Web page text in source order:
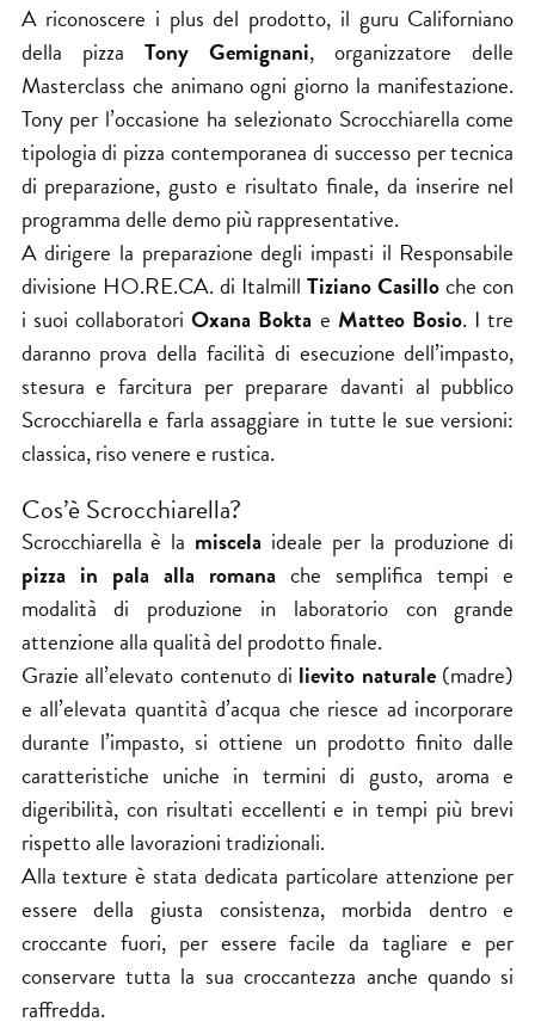
A riconoscere i plus del prodotto, il guru Californiano
della pizza Tony Gemignani, organizzatore delle
Masterclass che animano ogni giorno la manifestazione.
Tony per l’occasione ha selezionato Scrocchiarella come
tipologia di pizza contemporanea di successo per tecnica
di preparazione, gusto e risultato finale, da inserire nel
programma delle demo più rappresentative.
A dirigere la preparazione degli impasti il Responsabile
divisione HO.RE.CA. di ItalmillTiziano Casilloche con
i suoi collaboratoriOxana Bokta e Matteo Bosio. I tre
daranno prova della facilità di esecuzione dell’impasto,
stesura e farcitura per preparare davanti al pubblico
Scrocchiarella e farla assaggiare in tutte le sue versioni:
classica, riso venere e rustica.
Cos’è Scrocchiarella?
Scrocchiarella è la miscela ideale per la produzione di
pizza in pala alla romana che semplifica tempi e
modalità di produzione in laboratorio con grande
attenzione alla qualità del prodotto finale.
Grazie all’elevato contenuto di lievito naturale(madre)
e all’elevata quantità d’acqua che riesce ad incorporare
durante l’impasto, si ottiene un prodotto finito dalle
caratteristiche uniche in termini di gusto, aroma e
digeribilità, con risultati eccellenti e in tempi più brevi
rispetto alle lavorazioni tradizionali.
Alla texture è stata dedicata particolare attenzione per
essere della giusta consistenza, morbida dentro e
croccante fuori, per essere facile da tagliare e per
conservare tutta la sua croccantezza anche quando si
raffredda.